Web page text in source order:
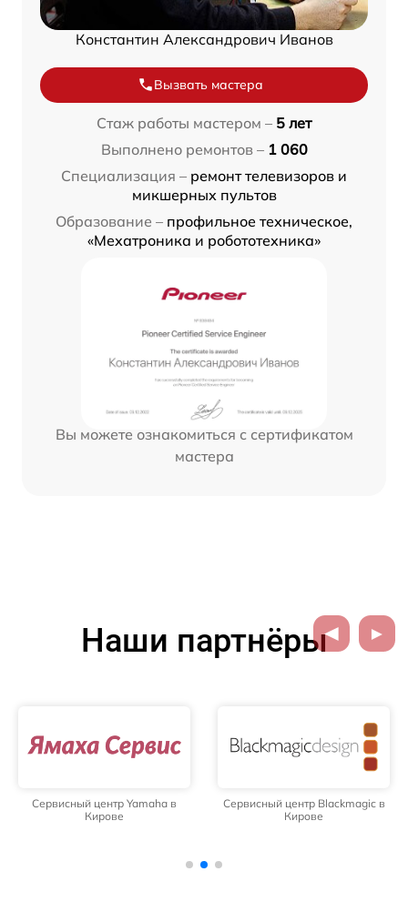
Константин Александрович Иванов
Вызвать мастера
Стаж работы мастером – 5 лет
Выполнено ремонтов – 1 060
Специализация – ремонт телевизоров и
микшерных пультов
Образование – профильное техническое,
«Мехатроника и робототехника»
Вы можете ознакомиться с сертификатом
мастера
Наши партнёры
Сервисный центр Yamaha в
Кирове
Сервисный центр Blackmagic в
Кирове